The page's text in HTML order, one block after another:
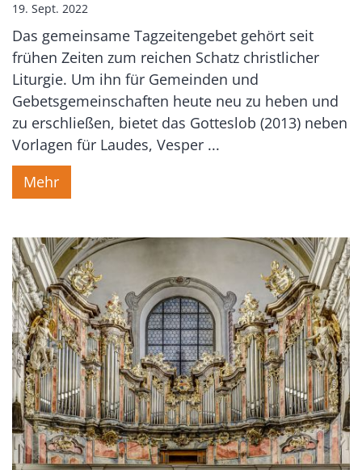
19. Sept. 2022
Das gemeinsame Tagzeitengebet gehört seit
frühen Zeiten zum reichen Schatz christlicher
Liturgie. Um ihn für Gemeinden und
Gebetsgemeinschaften heute neu zu heben und
zu erschließen, bietet das Gotteslob (2013) neben
Vorlagen für Laudes, Vesper ...
Mehr